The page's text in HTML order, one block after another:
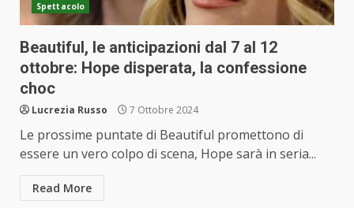
Spettacolo
Beautiful, le anticipazioni dal 7 al 12
ottobre: Hope disperata, la confessione
choc
Lucrezia Russo 7 Ottobre 2024
Le prossime puntate di Beautiful promettono di
essere un vero colpo di scena, Hope sarà in seria...
Read More